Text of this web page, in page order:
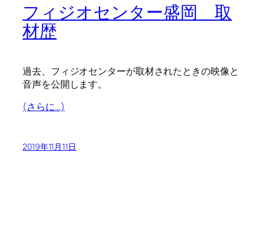
フィジオセンター盛岡 取
材歴
過去、フィジオセンターが取材されたときの映像と
音声を公開します。
(さらに…)
2019年11月11日